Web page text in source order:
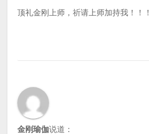
顶礼金刚上师，祈请上师加持我！！！
金刚瑜伽说道：